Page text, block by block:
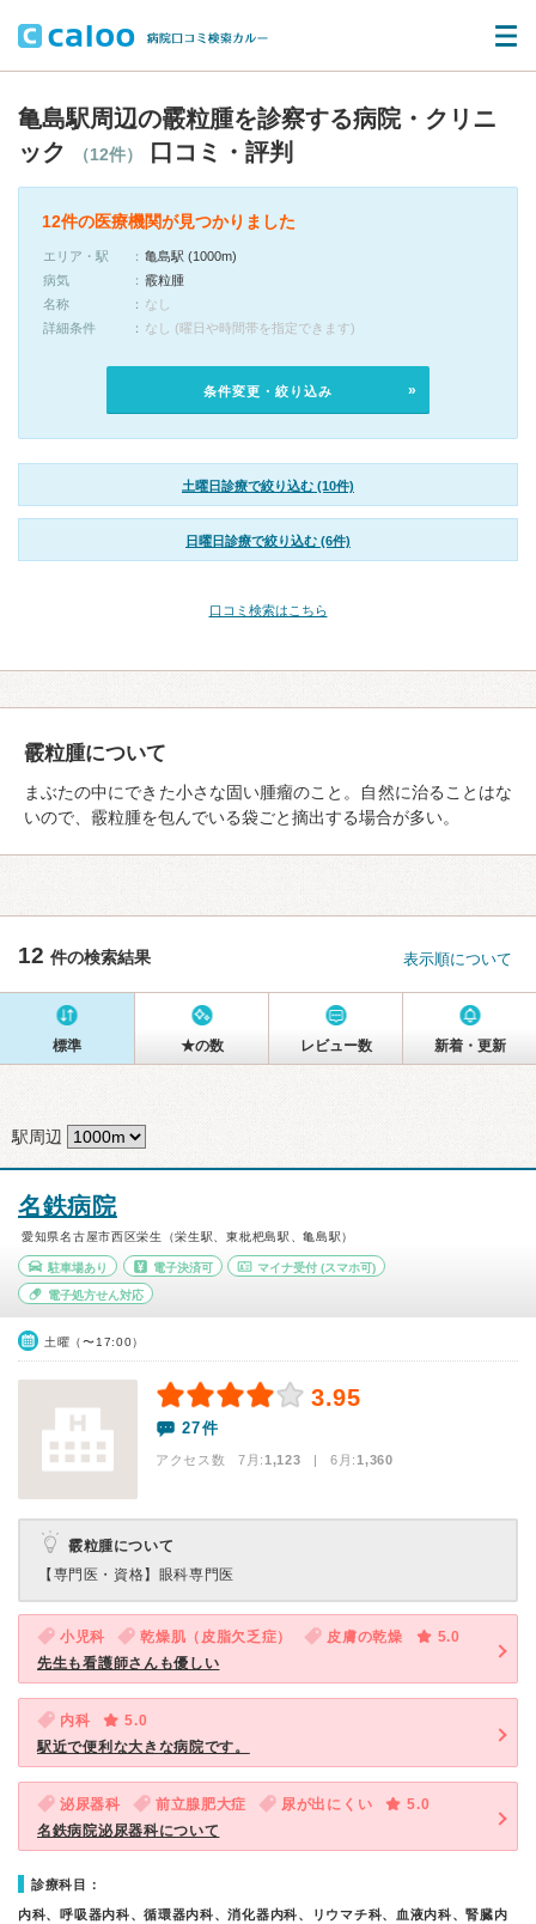
亀島駅周辺の霰粒腫を診察する病院・クリニ
ック
（12件） 口コミ・評判
12件の医療機関が見つかりました
エリア・駅
亀島駅 (1000m)
病気
霰粒腫
名称
なし
詳細条件
なし (曜日や時間帯を指定できます)
条件変更・絞り込み
土曜日診療で絞り込む (10件)
日曜日診療で絞り込む (6件)
口コミ検索はこちら
霰粒腫について
まぶたの中にできた小さな固い腫瘤のこと。自然に治ることはな
いので、霰粒腫を包んでいる袋ごと摘出する場合が多い。
12 件の検索結果 表示順について
標準 ★の数 レビュー数 新着・更新
駅周辺
名鉄病院
愛知県名古屋市西区栄生（栄生駅、東枇杷島駅、亀島駅）
駐車場あり 電子決済可 マイナ受付 (スマホ可)
電子処方せん対応
土曜（〜17:00）
3.95
27件
アクセス数 7月:1,123 | 6月:1,360
霰粒腫について
【専門医・資格】 眼科専門医
小児科 乾燥肌（皮脂欠乏症） 皮膚の乾燥
5.0
先生も看護師さんも優しい
内科
5.0
駅近で便利な大きな病院です。
泌尿器科 前立腺肥大症 尿が出にくい
5.0
名鉄病院泌尿器科について
診療科目：
内科、呼吸器内科、循環器内科、消化器内科、リウマチ科、血液内科、腎臓内